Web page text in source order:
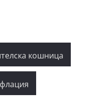
кошница